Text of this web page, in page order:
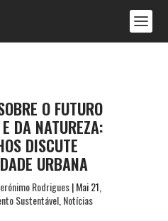
O FUTURO
DA NATUREZA:
DISCUTE
URBANA
Rodrigues|Mai 21,
Sustentável Notícias